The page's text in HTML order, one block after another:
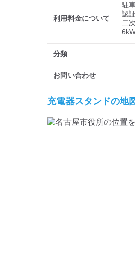
利用料金について
駐
認
二
分類
お問い合わせ
充電器スタンドの地